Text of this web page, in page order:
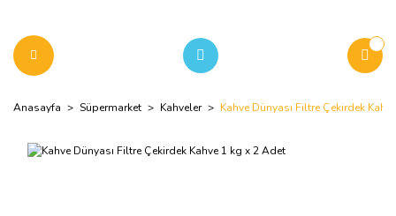
Anasayfa Süpermarket Kahveler Kahve Dünyası Filtre Çekirdek